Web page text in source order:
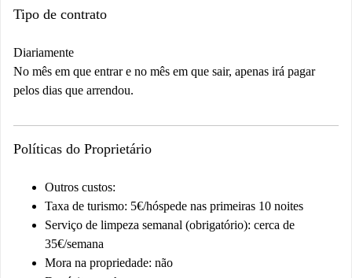
Tipo de contrato
Diariamente
No mês em que entrar e no mês em que sair, apenas irá pagar
pelos dias que arrendou.
Políticas do Proprietário
Outros custos:
Taxa de turismo: 5€/hóspede nas primeiras 10 noites
Serviço de limpeza semanal (obrigatório): cerca de
35€/semana
Mora na propriedade: não